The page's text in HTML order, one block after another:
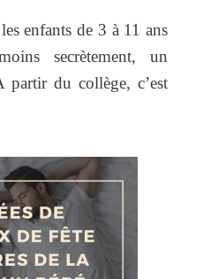
enfants de 3 à 11 ans
secrètement, un
partir du collège, c’est